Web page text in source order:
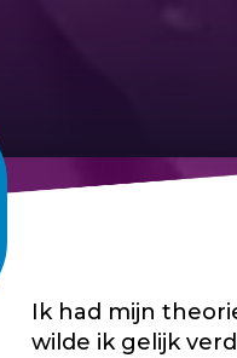
Ik had mijn
wilde ik gelijk